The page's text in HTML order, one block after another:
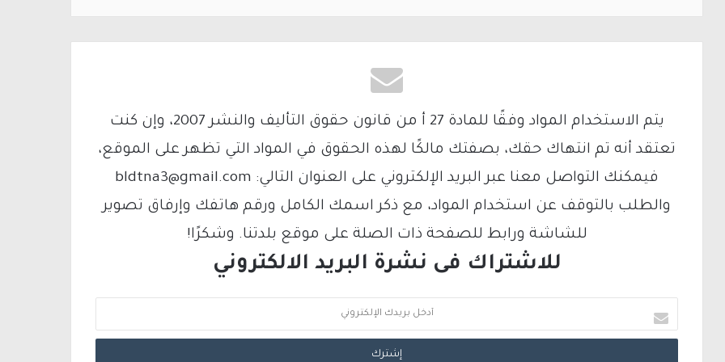
يتم الاستخدام المواد وفقًا للمادة 27 أ من قانون حقوق التأليف والنشر 2007، وإن كنت
تعتقد أنه تم انتهاك حقك، بصفتك مالكًا لهذه الحقوق في المواد التي تظهر على الموقع،
فيمكنك التواصل معنا عبر البريد الإلكتروني على العنوان التالي: bldtna3@gmail.com
والطلب بالتوقف عن استخدام المواد، مع ذكر اسمك الكامل ورقم هاتفك وإرفاق تصوير
للشاشة ورابط للصفحة ذات الصلة على موقع بلدتنا. وشكرًا!
للاشتراك فى نشرة البريد الالكتروني
د